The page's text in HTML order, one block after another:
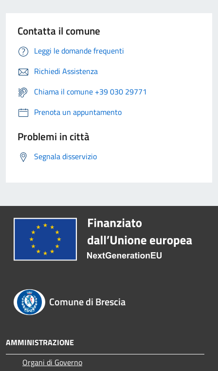
Contatta il comune
Leggi le domande frequenti
Richiedi Assistenza
Chiama il comune +39 030 29771
Prenota un appuntamento
Problemi in città
Segnala disservizio
Comune di Brescia
AMMINISTRAZIONE
Organi di Governo